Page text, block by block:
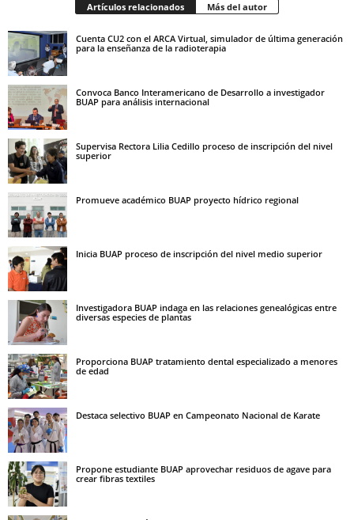
Artículos relacionados Más del autor
Cuenta CU2 con el ARCA Virtual, simulador de última generación
para la enseñanza de la radioterapia
Convoca Banco Interamericano de Desarrollo a investigador
BUAP para análisis internacional
Supervisa Rectora Lilia Cedillo proceso de inscripción del nivel
superior
Promueve académico BUAP proyecto hídrico regional
Inicia BUAP proceso de inscripción del nivel medio superior
Investigadora BUAP indaga en las relaciones genealógicas entre
diversas especies de plantas
Proporciona BUAP tratamiento dental especializado a menores
de edad
Destaca selectivo BUAP en Campeonato Nacional de Karate
Propone estudiante BUAP aprovechar residuos de agave para
crear fibras textiles